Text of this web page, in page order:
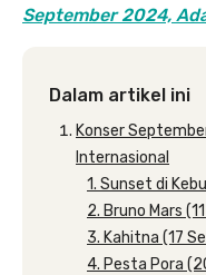
September 2024,
Dalam artikel ini
Konser
Internasional
1. Sunset di
2. Bruno Mars
3. Kahitna (17
4. Pesta Pora